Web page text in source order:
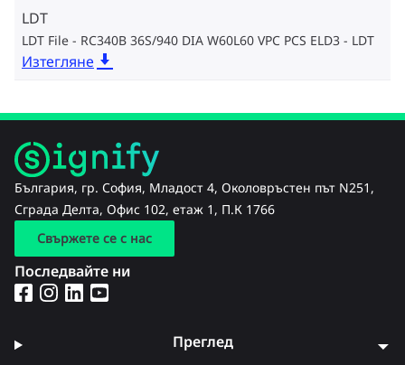
LDT
LDT File - RC340B 36S/940 DIA W60L60 VPC PCS ELD3 LDT
Изтегляне
България, гр. София, Младост 4, Околовръстен път N251,
Сграда Делта, Офис 102, етаж 1, П.К 1766
Свържете се с нас
Последвайте ни
Преглед